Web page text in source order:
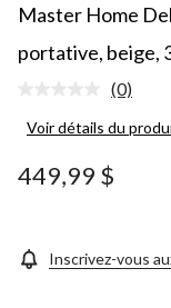
Master Home
portative, beige,
Aucune
pour
produit.
Lien
page.
(0)
Voir détails du
449,99 $
Inscrivez-vous